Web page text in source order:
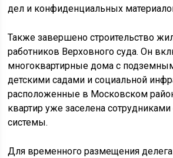
дел и конфиденциальных
Также завершено строительство
работников Верховного суда. Он
многоквартирные дома с
детскими садами и социальной
расположенные в Московском
квартир уже заселена
системы.
Для временного размещения